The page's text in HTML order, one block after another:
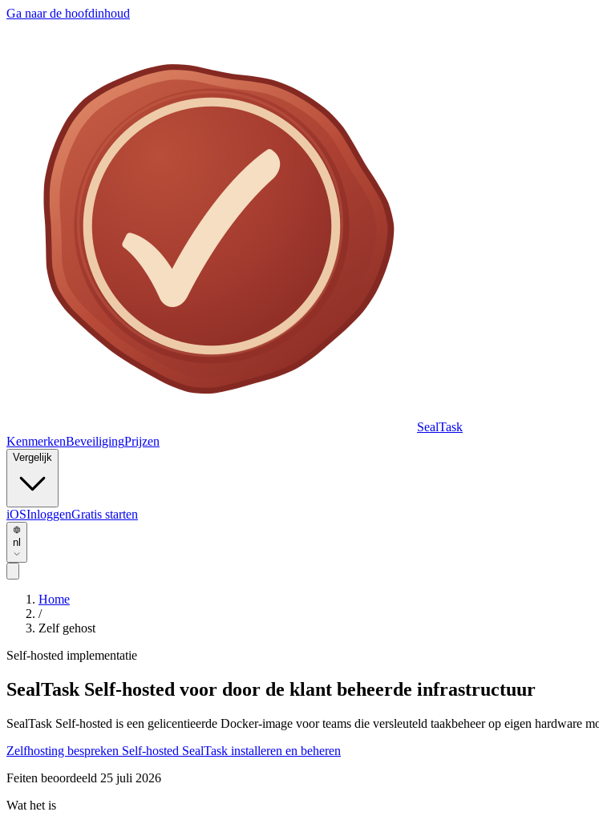
Ga naar de hoofdinhoud
SealTask
KenmerkenBeveiligingPrijzen
Vergelijk
iOSInloggenGratis starten
nl
Home
/
Zelf gehost
Self-hosted implementatie
SealTask Self-hosted voor door de klant beheerde infrastructuur
SealTask Self-hosted is een gelicentieerde Docker-image voor teams die versleuteld taakbeheer op eigen hardware
Zelfhosting bespreken Self-hosted SealTask installeren en beheren
Feiten beoordeeld 25 juli 2026
Wat het is